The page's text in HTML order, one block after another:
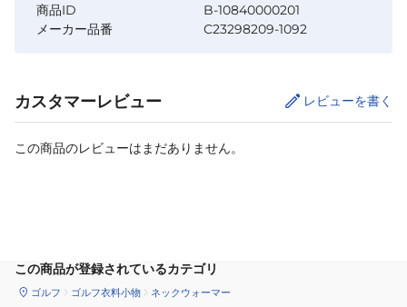
商品ID
B-10840000201
メーカー品番
C23298209-1092
カスタマーレビュー レビューを書く
この商品のレビューはまだありません。
この商品が登録されているカテゴリ
ゴルフ ゴルフ衣料小物 ネックウォーマー